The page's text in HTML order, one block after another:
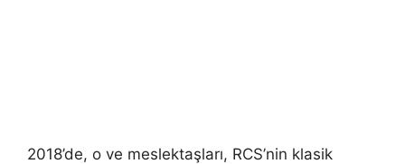
2018’de, o ve meslektaşları, RCS’nin klasik